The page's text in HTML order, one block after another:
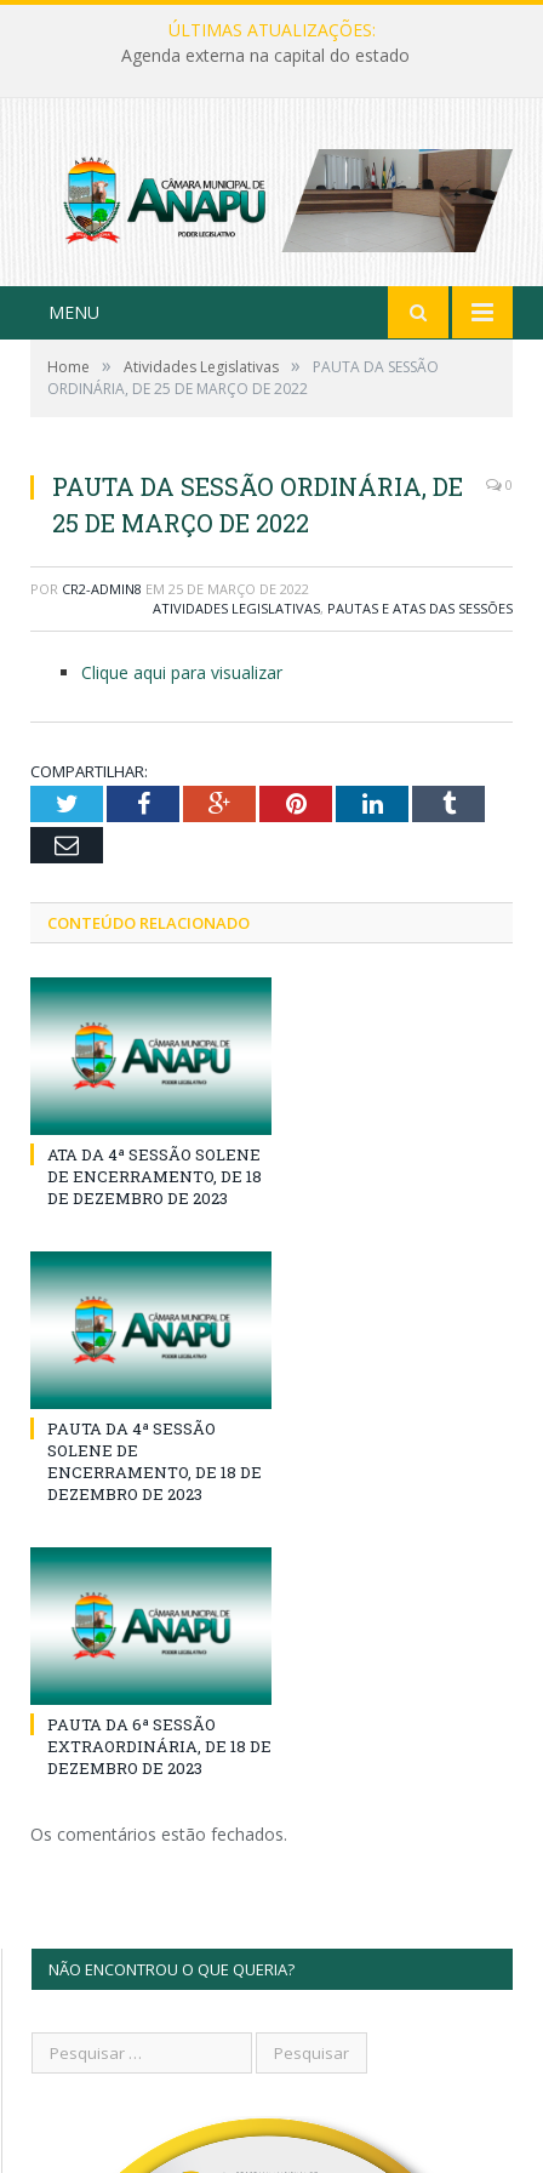
ÚLTIMAS ATUALIZAÇÕES:
Agenda externa na capital do estado
MENU
Home » Atividades Legislativas »
PAUTA DA SESSÃO
ORDINÁRIA, DE 25 DE MARÇO DE 2022
PAUTA DA SESSÃO ORDINÁRIA, DE
25 DE MARÇO DE 2022
0
POR CR2-ADMIN8 EM 25 DE MARÇO DE 2022
ATIVIDADES LEGISLATIVAS, PAUTAS E ATAS DAS SESSÕES
Clique aqui para visualizar
COMPARTILHAR:
TwitterFacebookGoogle+PinterestLinkedInTumblr
Email
CONTEÚDO RELACIONADO
ATA DA 4ª SESSÃO SOLENE
DE ENCERRAMENTO, DE 18
DE DEZEMBRO DE 2023
PAUTA DA 4ª SESSÃO
SOLENE DE
ENCERRAMENTO, DE 18 DE
DEZEMBRO DE 2023
PAUTA DA 6ª SESSÃO
EXTRAORDINÁRIA, DE 18 DE
DEZEMBRO DE 2023
Os comentários estão fechados.
NÃO ENCONTROU O QUE QUERIA?